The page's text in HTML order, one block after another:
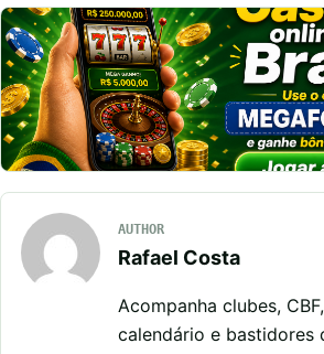
AUTHOR
Rafael Costa
Acompanha clubes,
calendário e bastidores